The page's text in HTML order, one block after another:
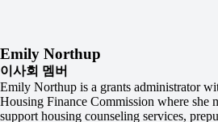
Emily Northup
이사회 멤버
Emily Northup is a grants administrator
Housing Finance Commission where she
support housing counseling services,